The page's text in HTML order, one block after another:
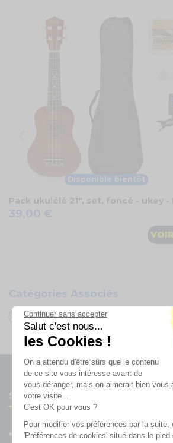
Continuer sans accepter
Salut c'est nous...
les Cookies !
On a attendu d'être sûrs que le contenu
de ce site vous intéresse avant de
vous déranger, mais on aimerait bien vous
votre visite...
C'est OK pour vous ?
Pour modifier vos préférences par la suite,
'Préférences de cookies' situé dans le pied
Disponible bientôt
Pack ukulélé 21", set, foncé - ukey -
39,00 €
Catégories Associés
Sonorisation & Lumières
Suivez-nous